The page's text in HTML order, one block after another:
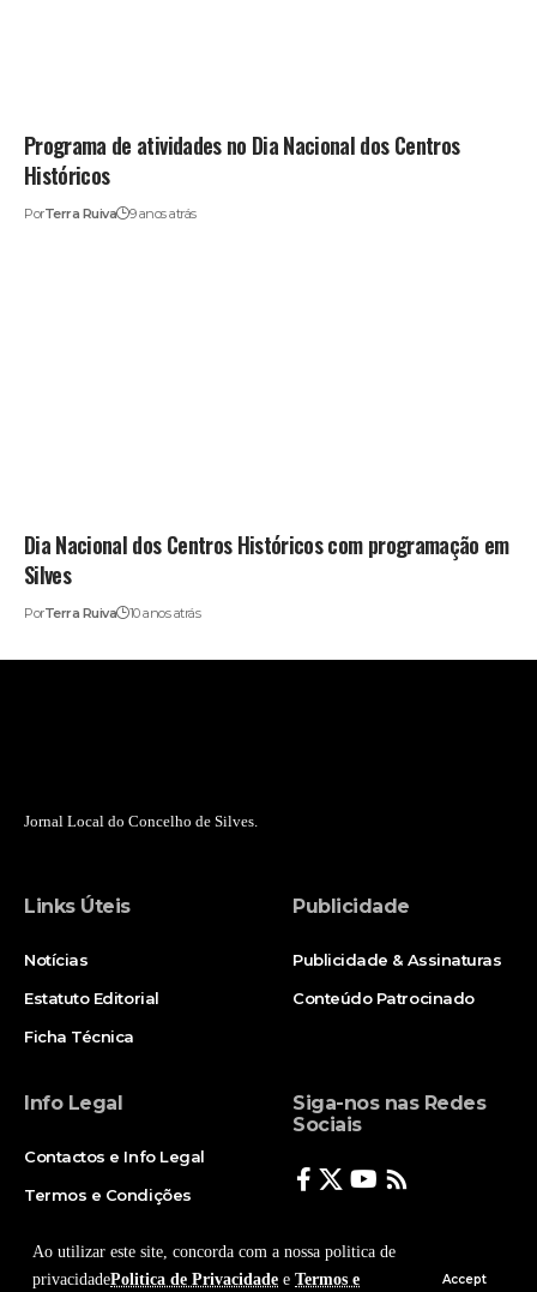
Ao utilizar este site, concorda com a nossa politica de
privacidadePolitica de Privacidade e Termos e Accept
Programa de atividades no Dia Nacional dos Centros
Históricos
PorTerra Ruiva 9 anos atrás
Dia Nacional dos Centros Históricos com programação em
Silves
PorTerra Ruiva 10 anos atrás
Jornal Local do Concelho de Silves.
Links Úteis
Notícias
Estatuto Editorial
Ficha Técnica
Publicidade
Publicidade & Assinaturas
Conteúdo Patrocinado
Info Legal
Contactos e Info Legal
Termos e Condições
Siga-nos nas Redes
Sociais